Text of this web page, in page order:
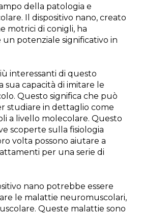
della patologia e
Il dispositivo nano, creato
motrici di conigli, ha
potenziale significativo in
interessanti di questo
sua capacità di imitare le
Questo significa che può
studiare in dettaglio come
a livello molecolare. Questo
scoperte sulla fisiologia
volta possono aiutare a
per una serie di
nano potrebbe essere
le malattie neuromuscolari,
Queste malattie sono